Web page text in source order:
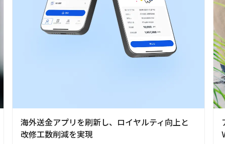
海外送金アプリを刷新し、ロイヤルティ向上と
改修工数削減を実現